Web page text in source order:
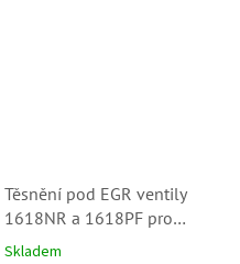
Těsnění pod EGR ventily
1618NR a 1618PF pro
motor 1.4HDi a 1.6HDi,
Skladem